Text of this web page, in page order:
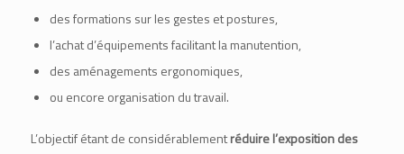
des formations sur les gestes et postures,
l’achat d’équipements facilitant la manutention,
des aménagements ergonomiques,
ou encore organisation du travail.
L’objectif étant de considérablementréduire l’exposition des